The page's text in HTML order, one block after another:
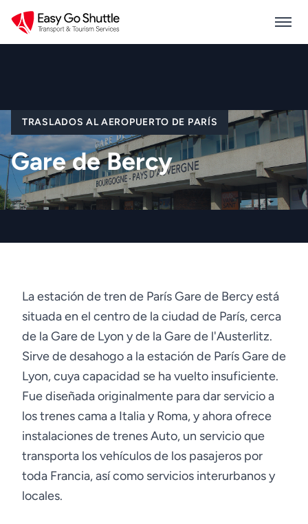
TRASLADOS AL AEROPUERTO DE PARÍS
Gare de Bercy
La estación de tren de París Gare de Bercy está
situada en el centro de la ciudad de París, cerca
de la Gare de Lyon y de la Gare de l'Austerlitz.
Sirve de desahogo a la estación de París Gare de
Lyon, cuya capacidad se ha vuelto insuficiente.
Fue diseñada originalmente para dar servicio a
los trenes cama a Italia y Roma, y ahora ofrece
instalaciones de trenes Auto, un servicio que
transporta los vehículos de los pasajeros por
toda Francia, así como servicios interurbanos y
locales.